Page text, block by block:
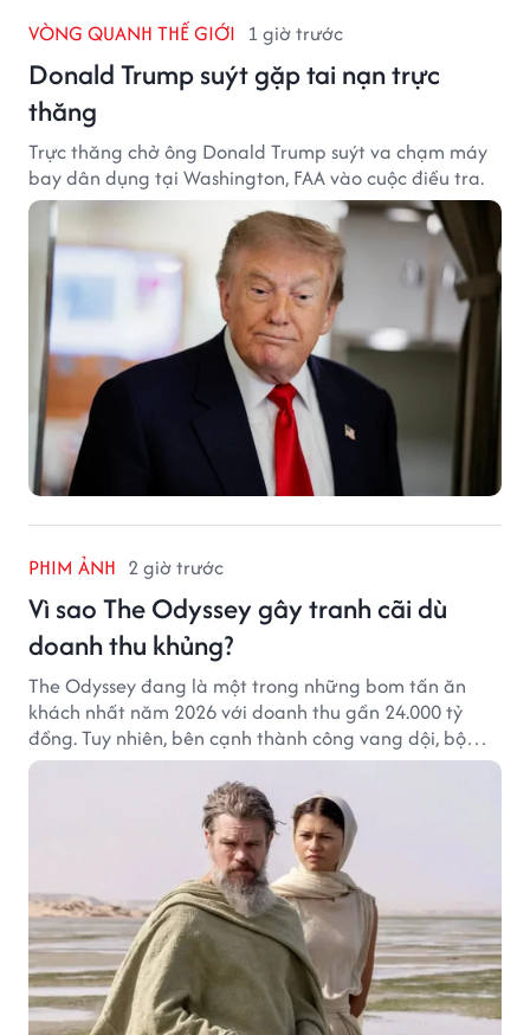
VÒNG QUANH THẾ GIỚI 1 giờ trước
Donald Trump suýt gặp tai nạn trực
thăng
Trực thăng chở ông Donald Trump suýt va chạm máy
bay dân dụng tại Washington, FAA vào cuộc điều tra.
PHIM ẢNH 2 giờ trước
Vì sao The Odyssey gây tranh cãi dù
doanh thu khủng?
The Odyssey đang là một trong những bom tấn ăn
khách nhất năm 2026 với doanh thu gần 24.000 tỷ
đồng. Tuy nhiên, bên cạnh thành công vang dội, bộ
phim của Christopher Nolan cũng vấp phải không ít
tranh cãi từ khán giả.